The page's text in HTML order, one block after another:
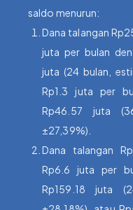
saldo menurun:
Dana talangan
juta per bulan
juta (24 bulan,
Rp1.3 juta per
Rp46.57 juta
±27,39%).
Dana talangan
Rp6.6 juta per
Rp159.18 juta